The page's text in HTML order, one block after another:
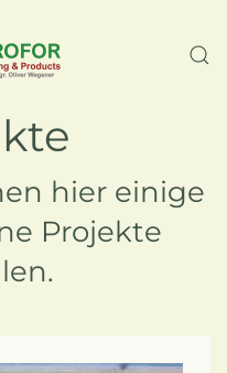
hier einige
Projekte